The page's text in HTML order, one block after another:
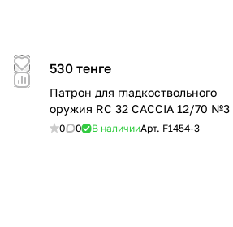
530 тенге
Патрон для гладкоствольного
оружия RC 32 CACCIA 12/70 №3
0 0 В наличииАрт. F1454-3